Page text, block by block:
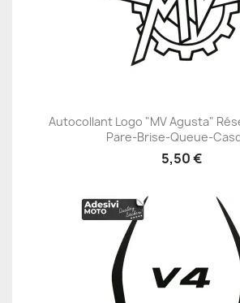
Autocollant Logo "MV Agusta"
Pare-Brise-Queue-
5,50 €